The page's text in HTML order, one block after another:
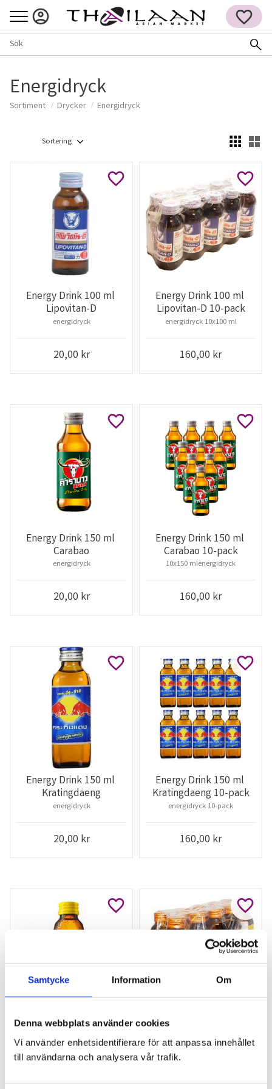
Samtycke Information Om
Denna webbplats använder cookies
Vi använder enhetsidentifierare för att anpassa innehållet
till användarna och analysera vår trafik.
FAVORITER
Energidryck
Sortiment Drycker Energidryck
Energy Drink 100 ml
Lipovitan-D
energidryck
20,00 kr
Lägg till i favoriter
Energy Drink 100 ml
Lipovitan-D 10-pack
energidryck 10x100 ml
160,00 kr
Lägg
Energy Drink 150 ml
Carabao
energidryck
20,00 kr
Lägg till i favoriter
Energy Drink 150 ml
Carabao 10-pack
10x150 mlenergidryck
160,00 kr
Lägg
Energy Drink 150 ml
Kratingdaeng
energidryck
20,00 kr
Lägg till i favoriter
Energy Drink 150 ml
Kratingdaeng 10-pack
energidryck 10-pack
160,00 kr
Lägg
Energy Drink 150 ml M-
150
energidryck
20,00kr
Lägg till i favoriter
Energy Drink M-150 10-
energidryck 10x150 ml
160,00kr
Lägg